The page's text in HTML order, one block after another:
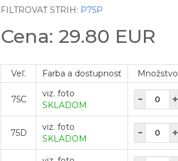
FILTROVAŤ STRIH: P75P
Cena: 29.80 EUR
Veľ. Farba a dostupnosť Množstvo
75C
viz. foto
SKLADOM
75D
viz. foto
SKLADOM